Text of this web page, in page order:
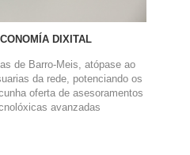
DIXITAL
de Barro-Meis, atópase ao
da rede, potenciando os
oferta de asesoramentos
avanzadas